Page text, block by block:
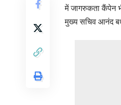
में जागरुकता कैंपेन
मुख्य सचिव आनंद